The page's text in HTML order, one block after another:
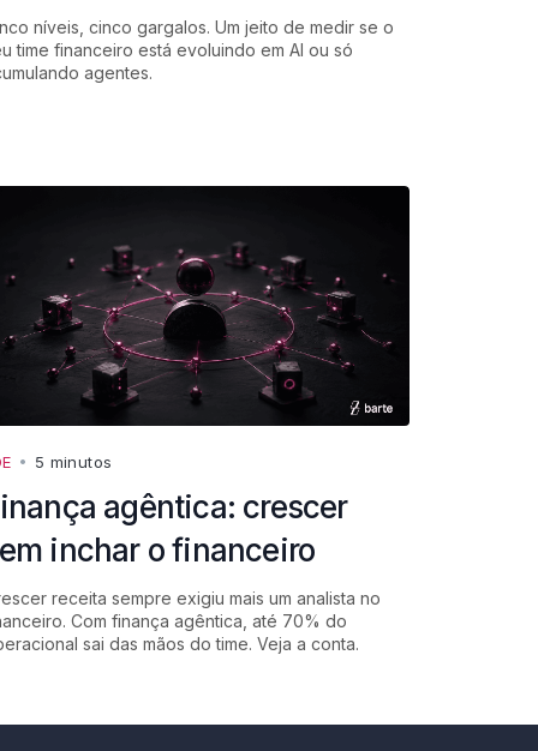
níveis, cinco gargalos. Um jeito de medir se o
time financeiro está evoluindo em AI ou só
agentes.
• 5 minutos
agêntica: crescer
inchar o financeiro
receita sempre exigiu mais um analista no
Com finança agêntica, até 70% do
sai das mãos do time. Veja a conta.